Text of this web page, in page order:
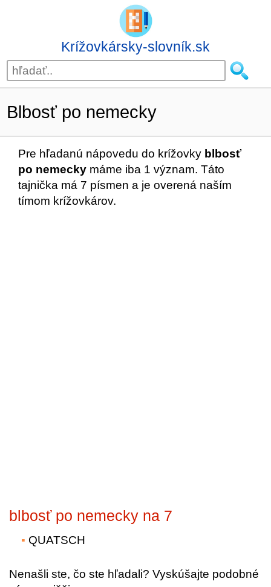
Krížovkársky-slovník.sk
Blbosť po nemecky
Pre hľadanú nápovedu do krížovky blbosť
po nemecky máme iba 1 význam. Táto
tajnička má 7 písmen a je overená naším
tímom krížovkárov.
blbosť po nemecky na 7
QUATSCH
Nenašli ste, čo ste hľadali? Vyskúšajte podobné